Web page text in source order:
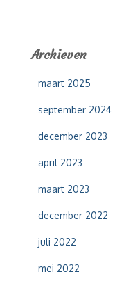
n
Archieven
maart 2025
september 2024
december 2023
april 2023
maart 2023
december 2022
juli 2022
mei 2022